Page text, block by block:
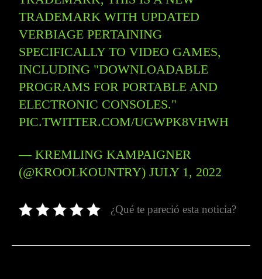
TRADEMARK WITH UPDATED
VERBIAGE PERTAINING
SPECIFICALLY TO VIDEO GAMES,
INCLUDING "DOWNLOADABLE
PROGRAMS FOR PORTABLE AND
ELECTRONIC CONSOLES."
PIC.TWITTER.COM/UGWPK8VHWH
— KREMLING KAMPAIGNER
(@KROOLKOUNTRY)JULY 1, 2022
¿Qué te pareció esta noticia?